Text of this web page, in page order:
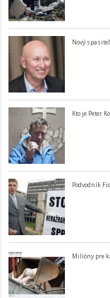
Nový
Kto je Peter
Podvodník
Milióny pre